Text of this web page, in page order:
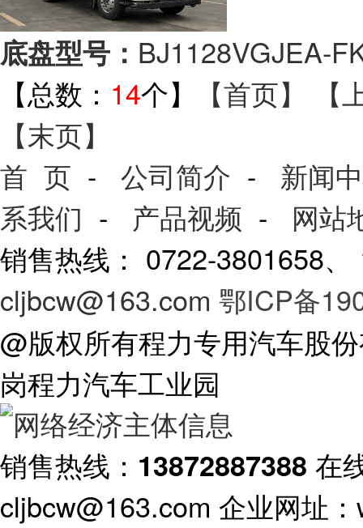
底盘型号： BJ1128VGJEA-
【总数： 14个】 【首页】
【末页】
首 页 - 公司简介 - 新闻
系我们 - 产品视频 - 网站
销售热线： 0722-3801658
cljbcw@163.com 鄂ICP备
@版权所有程力专用汽车股
岗程力汽车工业园
销售热线： 13872887388 在
cljbcw@163.com 企业网址